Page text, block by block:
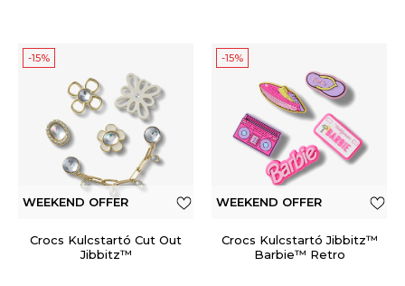
-15%
WEEKEND OFFER
Crocs Kulcstartó Cut Out
Jibbitz™
-15%
WEEKEND OFFER
Crocs Kulcstartó Jibbitz™
Barbie™ Retro